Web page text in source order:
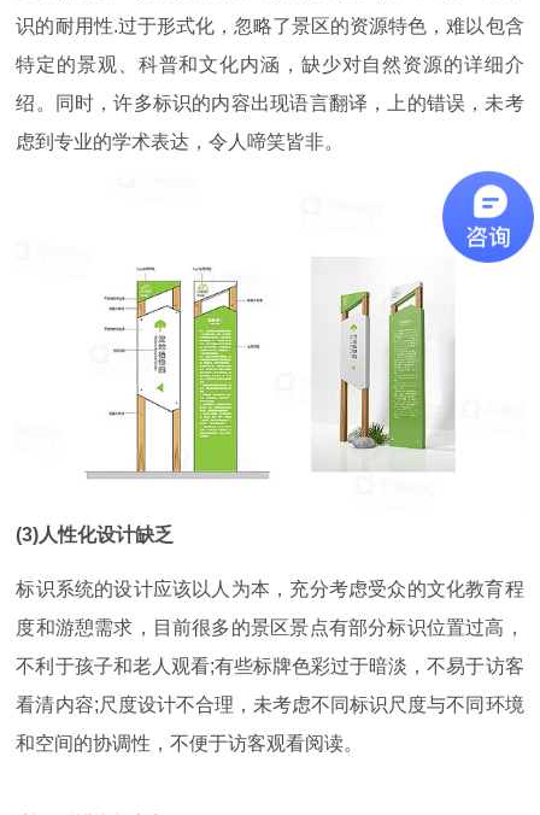
识的耐用性.过于形式化，忽略了景区的资源特色，难以包含
特定的景观、科普和文化内涵，缺少对自然资源的详细介
绍。同时，许多标识的内容出现语言翻译，上的错误，未考
虑到专业的学术表达，令人啼笑皆非。
(3)人性化设计缺乏
标识系统的设计应该以人为本，充分考虑受众的文化教育程
度和游憩需求，目前很多的景区景点有部分标识位置过高，
不利于孩子和老人观看;有些标牌色彩过于暗淡，不易于访客
看清内容;尺度设计不合理，未考虑不同标识尺度与不同环境
和空间的协调性，不便于访客观看阅读。